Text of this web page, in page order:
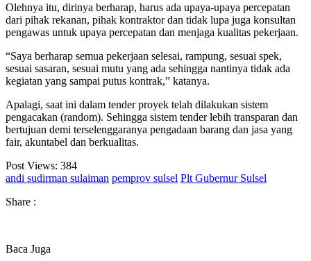
Olehnya itu, dirinya berharap, harus ada upaya-upaya percepatan
dari pihak rekanan, pihak kontraktor dan tidak lupa juga konsultan
pengawas untuk upaya percepatan dan menjaga kualitas pekerjaan.
“Saya berharap semua pekerjaan selesai, rampung, sesuai spek,
sesuai sasaran, sesuai mutu yang ada sehingga nantinya tidak ada
kegiatan yang sampai putus kontrak,” katanya.
Apalagi, saat ini dalam tender proyek telah dilakukan sistem
pengacakan (random). Sehingga sistem tender lebih transparan dan
bertujuan demi terselenggaranya pengadaan barang dan jasa yang
fair, akuntabel dan berkualitas.
Post Views: 384
andi sudirman sulaiman pemprov sulsel Plt Gubernur Sulsel
Share :
Baca Juga